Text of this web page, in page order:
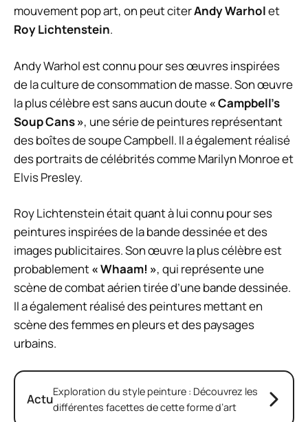
mouvement pop art, on peut citerAndy Warholet
Roy Lichtenstein.
Andy Warhol est connu pour ses œuvres inspirées
de la culture de consommation de masse. Son œuvre
la plus célèbre est sans aucun doute« Campbell’s
Soup Cans », une série de peintures représentant
des boîtes de soupe Campbell. Il a également réalisé
des portraits de célébrités comme Marilyn Monroe et
Elvis Presley.
Roy Lichtenstein était quant à lui connu pour ses
peintures inspirées de la bande dessinée et des
images publicitaires. Son œuvre la plus célèbre est
probablement« Whaam! », qui représente une
scène de combat aérien tirée d’une bande dessinée.
Il a également réalisé des peintures mettant en
scène des femmes en pleurs et des paysages
urbains.
ActuExploration du style peinture : Découvrez les
différentes facettes de cette forme d’art